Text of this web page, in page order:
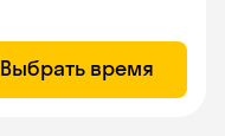
Выбрать время